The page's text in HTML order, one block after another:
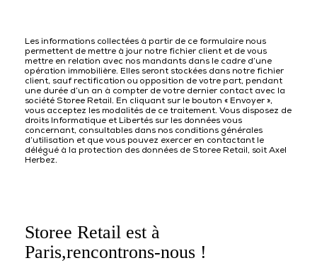
Les informations collectées à partir de ce formulaire nous
permettent de mettre à jour notre fichier client et de vous
mettre en relation avec nos mandants dans le cadre d’une
opération immobilière. Elles seront stockées dans notre fichier
client, sauf rectification ou opposition de votre part, pendant
une durée d’un an à compter de votre dernier contact avec la
société Storee Retail. En cliquant sur le bouton « Envoyer »,
vous acceptez les modalités de ce traitement. Vous disposez de
droits Informatique et Libertés sur les données vous
concernant, consultables dans nos conditions générales
d’utilisation et que vous pouvez exercer en contactant le
délégué à la protection des données de Storee Retail, soit Axel
Herbez.
Storee Retail est à
Paris,rencontrons-nous !